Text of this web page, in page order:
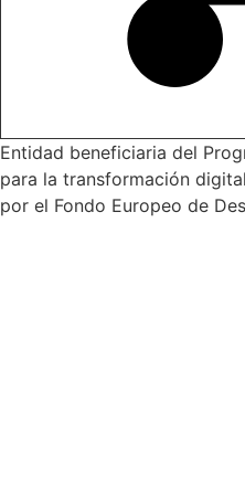
Entidad beneficiaria del
para la transformación
por el Fondo Europeo de